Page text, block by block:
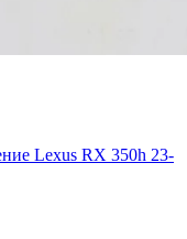
Lexus RX 350h 23-